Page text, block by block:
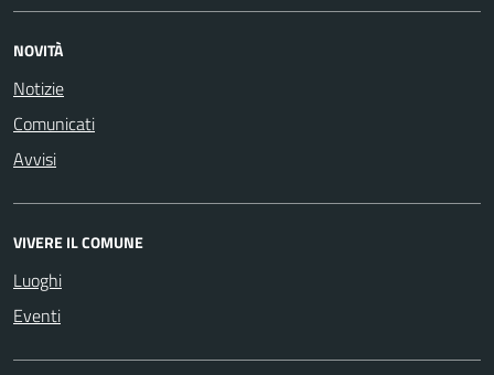
NOVITÀ
Notizie
Comunicati
Avvisi
VIVERE IL COMUNE
Luoghi
Eventi